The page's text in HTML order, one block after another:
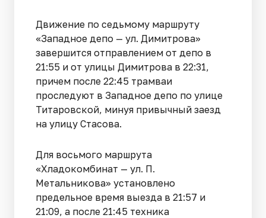
Движение по седьмому маршруту
«Западное депо — ул. Димитрова»
завершится отправлением от депо в
21:55 и от улицы Димитрова в 22:31,
причем после 22:45 трамваи
проследуют в Западное депо по улице
Титаровской, минуя привычный заезд
на улицу Стасова.
Для восьмого маршрута
«Хладокомбинат — ул. П.
Метальникова» установлено
предельное время выезда в 21:57 и
21:09, а после 21:45 техника